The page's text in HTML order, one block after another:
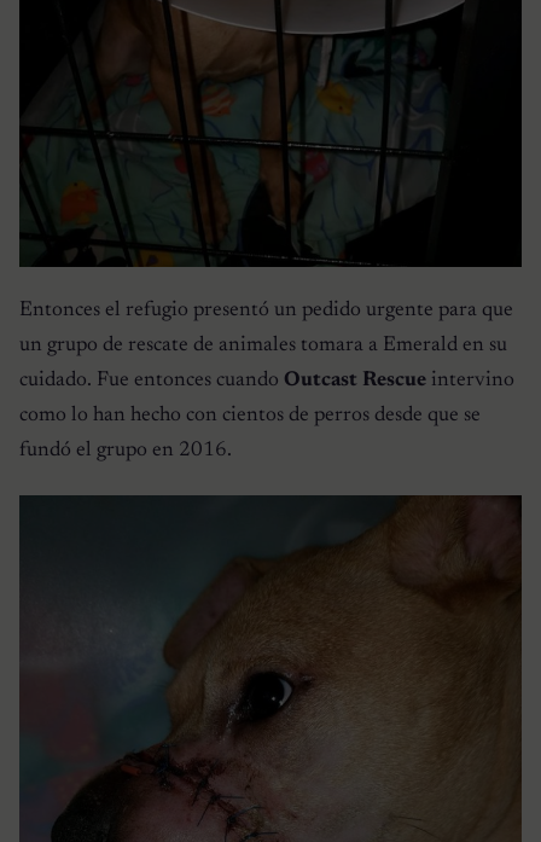
Entonces el refugio presentó un pedido urgente para que
un grupo de rescate de animales tomara a Emerald en su
cuidado. Fue entonces cuando Outcast Rescue intervino
como lo han hecho con cientos de perros desde que se
fundó el grupo en 2016.